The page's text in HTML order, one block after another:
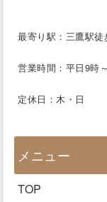
最寄り駅：三鷹駅徒
営業時間：平日9時
定休日：木・日
メニュー
TOP